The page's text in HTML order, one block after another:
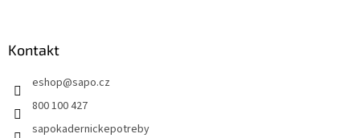
Kontakt
eshop@sapo.cz
800 100 427
sapokadernickepotreby